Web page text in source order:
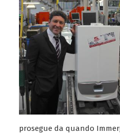
prosegue da quando